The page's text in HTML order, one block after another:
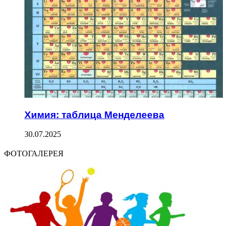
Химия: таблица Менделеева
30.07.2025
ФОТОГАЛЕРЕЯ